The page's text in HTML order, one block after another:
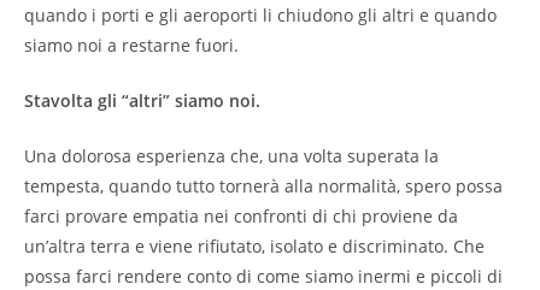
quando i porti e gli aeroporti li chiudono gli altri e quando
siamo noi a restarne fuori.
Stavolta gli “altri” siamo noi.
Una dolorosa esperienza che, una volta superata la
tempesta, quando tutto tornerà alla normalità, spero possa
farci provare empatia nei confronti di chi proviene da
un’altra terra e viene rifiutato, isolato e discriminato. Che
possa farci rendere conto di come siamo inermi e piccoli di